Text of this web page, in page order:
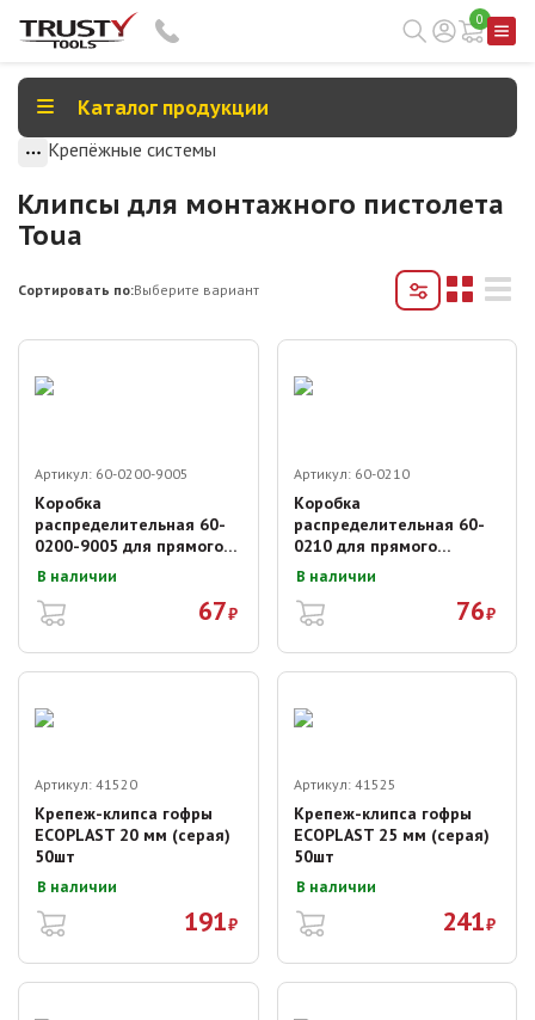
0
Каталог продукции
Крепёжные системы
Клипсы для монтажного пистолета
Toua
Сортировать по:Выберите вариант
Артикул: 60-0200-9005
Коробка
распределительная 60-
0200-9005 для прямого
монтажа 70х70х40 мм
В наличии
67₽
Артикул: 60-0210
Коробка
распределительная 60-
0210 для прямого
монтажа 80х80х40 мм
В наличии
76₽
Артикул: 41520
Крепеж-клипса гофры
ECOPLAST 20 мм (серая)
50шт
В наличии
191₽
Артикул: 41525
Крепеж-клипса гофры
ECOPLAST 25 мм (серая)
50шт
В наличии
241₽